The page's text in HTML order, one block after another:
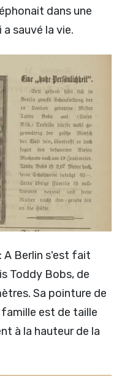
dans une
sauvé la vie.
A Berlin s'est fait
Toddy Bobs, de
Sa pointure de
est de taille
à la hauteur de la